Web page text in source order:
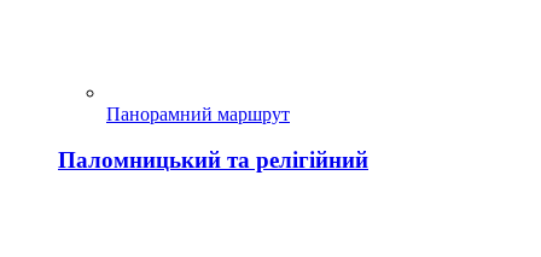
Панорамний маршрут
Паломницький та релігійний